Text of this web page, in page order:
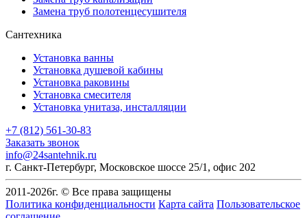
Замена труб полотенцесушителя
Сантехника
Установка ванны
Установка душевой кабины
Установка раковины
Установка смесителя
Установка унитаза, инсталляции
+7 (812) 561-30-83
Заказать звонок
info@24santehnik.ru
г. Санкт-Петербург, Московское шоссе 25/1, офис 202
2011-2026г. © Все права защищены
Политика конфиденциальности Карта сайта Пользовательское